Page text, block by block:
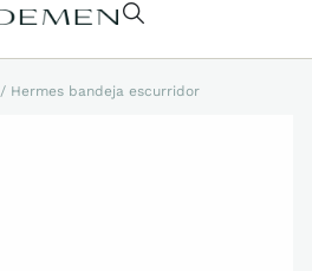
/ Hermes bandeja escurridor